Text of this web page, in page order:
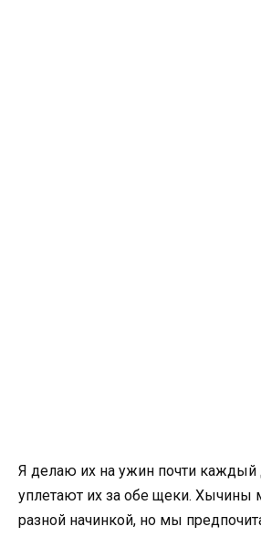
Я делаю их на ужин почти каждый
уплетают их за обе щеки. Хычины
разной начинкой, но мы